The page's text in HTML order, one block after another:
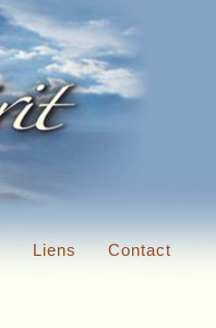
Liens Contact